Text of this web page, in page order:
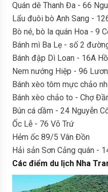
Quán dê Thanh Đa - 66
Lẩu đuôi bò Anh Sang -
Bò né, bò la quán Hoa - 9
Bánh mì Ba Lẹ - số 2
Bánh đập Dì Loan - 16A
Nem nướng Hiệp - 96
Bánh xèo tôm mực chảo
Bánh xèo chảo to - Chợ
Bún cá dầm - 24 Nguyễn
Ốc Lễ - 76 Võ Trứ
Hẻm ốc 89/5 Vân Đồn
Hải sản Sơn Cảng quán -
Các điểm du lịch Nha